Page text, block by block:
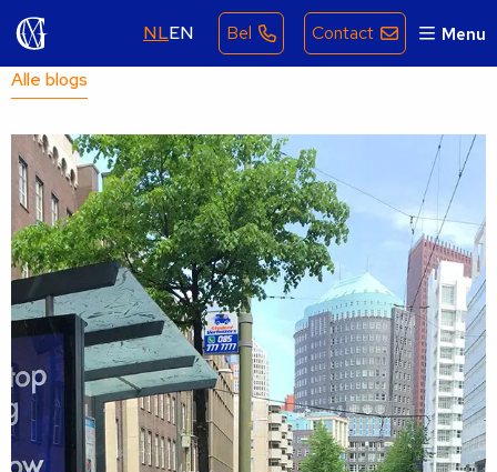
NLEN Bel Contact Menu
Alle blogs